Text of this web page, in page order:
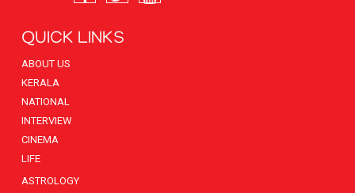
QUICK LINKS
ABOUT US
KERALA
NATIONAL
INTERVIEW
CINEMA
LIFE
ASTROLOGY